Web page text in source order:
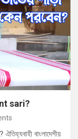
sari?
বাংলাদেশীয়